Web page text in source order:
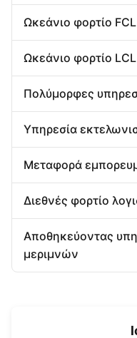
Ωκεάνιο φορτίο FCL
Ωκεάνιο φορτίο LCL
Πολύμορφες
Υπηρεσία
Μεταφορά
Διεθνές φορτίο
Αποθηκεύοντας
μεριμνών